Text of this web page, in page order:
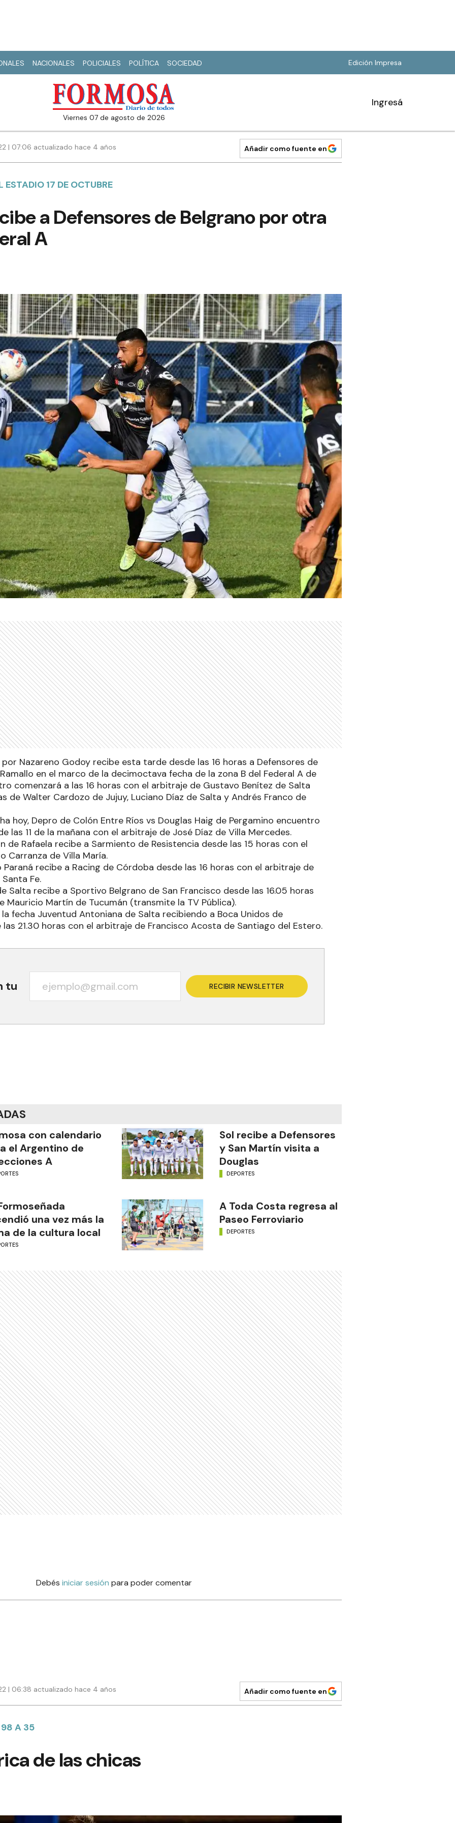
NACIONALES POLICIALES POLÍTICA SOCIEDAD Edición Impresa
viernes 07 de agosto de 2026
Ingresá
| 07:06 actualizado hace 4 años Añadir como fuente en
ESTADIO 17 DE OCTUBRE
a Defensores de Belgrano por otra
A
Nazareno Godoy recibe esta tarde desde las 16 horas a Defensores de
en el marco de la decimoctava fecha de la zona B del Federal A de
comenzará a las 16 horas con el arbitraje de Gustavo Benítez de Salta
de Walter Cardozo de Jujuy, Luciano Díaz de Salta y Andrés Franco de
hoy, Depro de Colón Entre Ríos vs Douglas Haig de Pergamino encuentro
las 11 de la mañana con el arbitraje de José Díaz de Villa Mercedes.
de Rafaela recibe a Sarmiento de Resistencia desde las 15 horas con el
Carranza de Villa María.
recibe a Racing de Córdoba desde las 16 horas con el arbitraje de
Fe.
Salta recibe a Sportivo Belgrano de San Francisco desde las 16.05 horas
Mauricio Martín de Tucumán (transmite la TV Pública).
fecha Juventud Antoniana de Salta recibiendo a Boca Unidos de
21.30 horas con el arbitraje de Francisco Acosta de Santiago del Estero.
tu RECIBIR NEWSLETTER
con calendario
el Argentino de
A
Sol recibe a Defensores
y San Martín visita a
Douglas
DEPORTES
una vez más la
de la cultura local
A Toda Costa regresa al
Paseo Ferroviario
DEPORTES
Debés iniciar sesión para poder comentar
| 06:38 actualizado hace 4 años Añadir como fuente en
98 A 35
de las chicas